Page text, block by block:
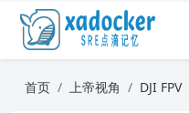
首页 上帝视角 DJI FPV